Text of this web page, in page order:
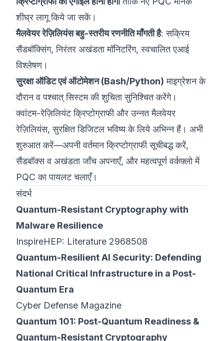
शीघ्र लागू किये जा सकें।
मैलवेयर रेज़िलियंस बहु-स्तरीय रणनीति माँगती है: सक्रिय
सैंडबॉक्सिंग, निरंतर अखंडता मॉनिटरिंग, स्वचालित एआई
विश्लेषण।
सुरक्षा ऑडिट एवं ऑटोमेशन (Bash/Python) माइग्रेशन के
दौरान व पश्चात् सिस्टम की शुचिता सुनिश्चित करेंगे।
क्वांटम-रेज़िलियंट क्रिप्टोग्राफी और उन्नत मैलवेयर
रेज़िलियंस, सुरक्षित डिजिटल भविष्य के लिये अभिन्न हैं। अभी
शुरुआत करें—अपनी वर्तमान क्रिप्टोग्राफी सूचीबद्ध करें,
सैंडबॉक्स व अखंडता जाँच अपनाएँ, और महत्वपूर्ण वर्कफ़्लो में
PQC का पायलट चलाएँ।
संदर्भ
Quantum-Resistant Cryptography with
Malware Resilience
InspireHEP: Literature 2968508
Quantum-Resilient AI Security: Defending
National Critical Infrastructure in a Post-
Quantum Era
Cyber Defense Magazine
Quantum 101: Post-Quantum Readiness &
Quantum-Resistant Cryptography